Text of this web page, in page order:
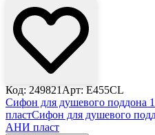
Код: 249821 Арт: E455CL
Сифон для душевого поддона
пластСифон для душевого
АНИ пласт